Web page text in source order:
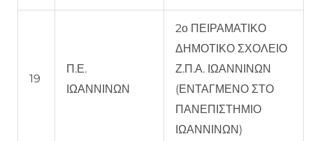
19
Π.Ε.
ΙΩΑΝΝΙΝΩΝ
2ο ΠΕΙΡΑΜΑΤΙΚΟ
ΔΗΜΟΤΙΚΟ ΣΧΟΛΕΙΟ
Ζ.Π.Α. ΙΩΑΝΝΙΝΩΝ
(ΕΝΤΑΓΜΕΝΟ ΣΤΟ
ΠΑΝΕΠΙΣΤΗΜΙΟ
ΙΩΑΝΝΙΝΩΝ)